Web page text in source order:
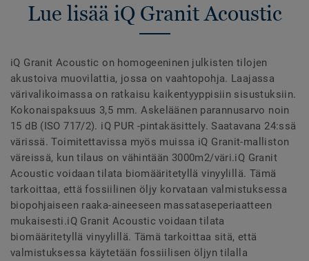
Lue lisää iQ Granit Acoustic
iQ Granit Acoustic on homogeeninen julkisten tilojen
akustoiva muovilattia, jossa on vaahtopohja. Laajassa
värivalikoimassa on ratkaisu kaikentyyppisiin sisustuksiin.
Kokonaispaksuus 3,5 mm. Askeläänen parannusarvo noin
15 dB (ISO 717/2). iQ PUR -pintakäsittely. Saatavana 24:ssä
värissä. Toimitettavissa myös muissa iQ Granit-malliston
väreissä, kun tilaus on vähintään 3000m2/väri.iQ Granit
Acoustic voidaan tilata biomääritetyllä vinyylillä. Tämä
tarkoittaa, että fossiilinen öljy korvataan valmistuksessa
biopohjaiseen raaka-aineeseen massataseperiaatteen
mukaisesti.iQ Granit Acoustic voidaan tilata
biomääritetyllä vinyylillä. Tämä tarkoittaa sitä, että
valmistuksessa käytetään fossiilisen öljyn tilalla